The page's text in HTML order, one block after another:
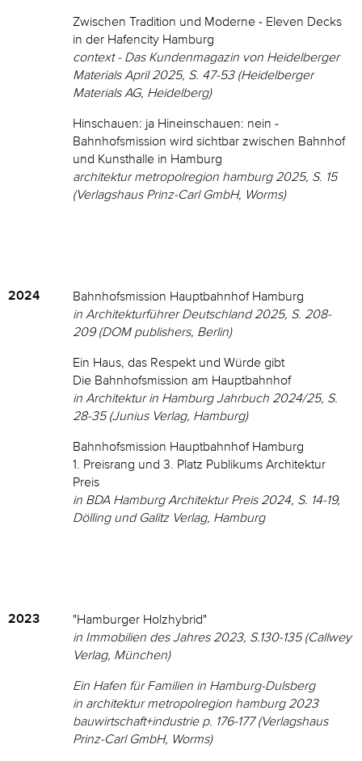
Zwischen Tradition und Moderne - Eleven Decks
in der Hafencity Hamburg
context - Das Kundenmagazin von Heidelberger
Materials April 2025, S. 47-53 (Heidelberger
Materials AG, Heidelberg)
Hinschauen: ja Hineinschauen: nein -
Bahnhofsmission wird sichtbar zwischen Bahnhof
und Kunsthalle in Hamburg
architektur metropolregion hamburg 2025, S. 15
(Verlagshaus Prinz-Carl GmbH, Worms)
2024
Bahnhofsmission Hauptbahnhof Hamburg
in Architekturführer Deutschland 2025, S. 208-
209 (DOM publishers, Berlin)
Ein Haus, das Respekt und Würde gibt
Die Bahnhofsmission am Hauptbahnhof
in Architektur in Hamburg Jahrbuch 2024/25, S.
28-35 (Junius Verlag, Hamburg)
Bahnhofsmission Hauptbahnhof Hamburg
1. Preisrang und 3. Platz Publikums Architektur
Preis
in BDA Hamburg Architektur Preis 2024, S. 14-19,
Dölling und Galitz Verlag, Hamburg
2023
"Hamburger Holzhybrid"
in Immobilien des Jahres 2023, S.130-135 (Callwey
Verlag, München)
Ein Hafen für Familien in Hamburg-Dulsberg
in architektur metropolregion hamburg 2023
bauwirtschaft+industrie p. 176-177 (Verlagshaus
Prinz-Carl GmbH, Worms)